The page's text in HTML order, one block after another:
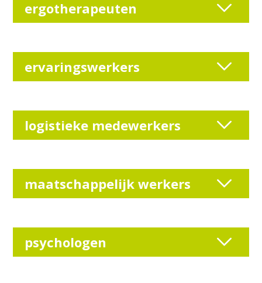
ergotherapeuten
ervaringswerkers
logistieke medewerkers
maatschappelijk werkers
psychologen